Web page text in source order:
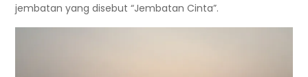
jembatan yang disebut “Jembatan Cinta”.